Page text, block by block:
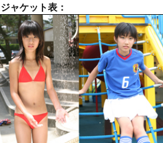
ジャケット表：